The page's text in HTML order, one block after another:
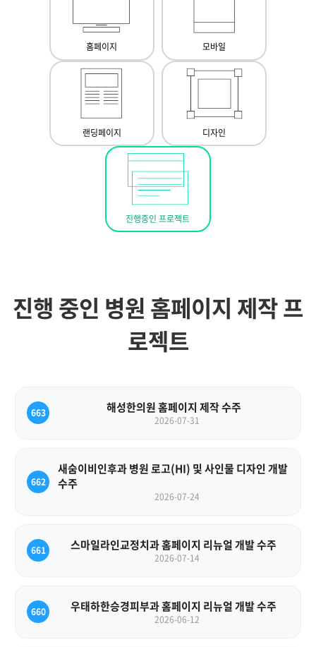
홈페이지 모바일
랜딩페이지 디자인
진행중인 프로젝트
진행 중인 병원 홈페이지 제작 프
로젝트
663 해성한의원 홈페이지 제작 수주
2026-07-31
662
새숨이비인후과 병원 로고(HI) 및 사인물 디자인 개발
수주
2026-07-24
661 스마일라인교정치과 홈페이지 리뉴얼 개발 수주
2026-07-14
660 우태하한승경피부과 홈페이지 리뉴얼 개발 수주
2026-06-12